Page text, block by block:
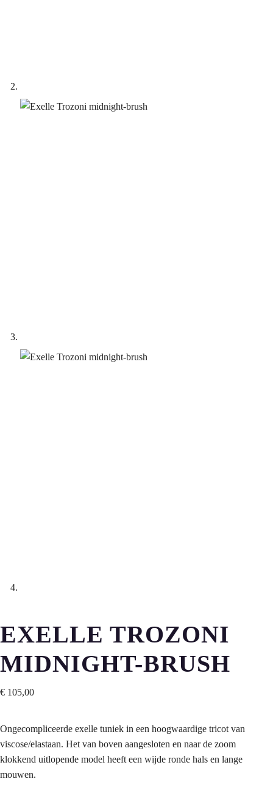
EXELLE TROZONI
MIDNIGHT-BRUSH
€ 105,00
Ongecompliceerde exelle tuniek in een hoogwaardige tricot van
viscose/elastaan. Het van boven aangesloten en naar de zoom
klokkend uitlopende model heeft een wijde ronde hals en lange
mouwen.